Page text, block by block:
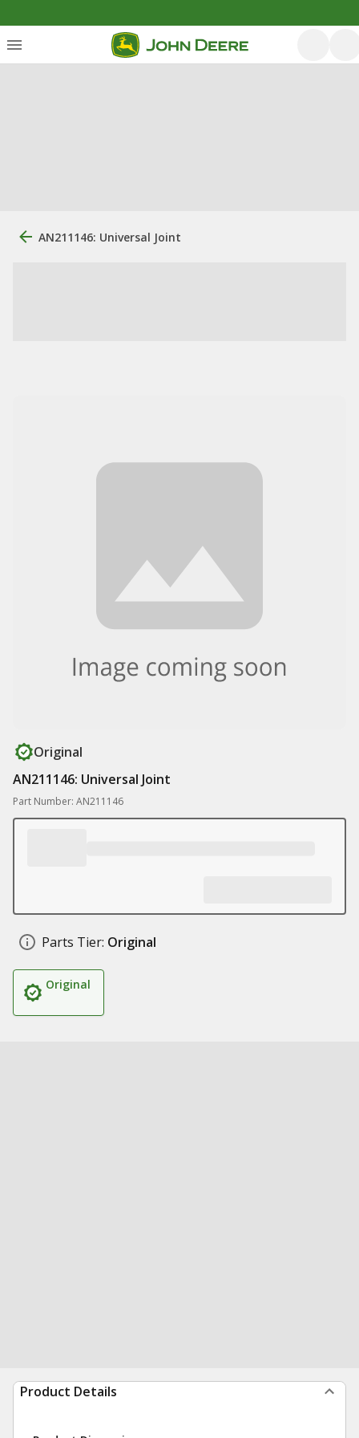
AN211146: Universal Joint
Original
AN211146: Universal Joint
Part Number: AN211146
Parts Tier: Original
Original
Product Details